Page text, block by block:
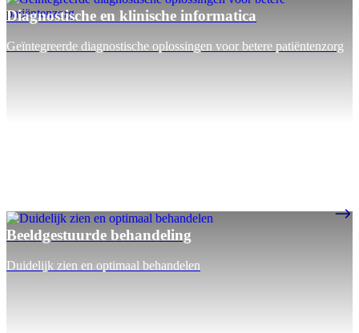
Diagnostische en klinische informatica
Geïntegreerde diagnostische oplossingen voor betere patiëntenzorg
Beeldgestuurde behandeling
Duidelijk zien en optimaal behandelen